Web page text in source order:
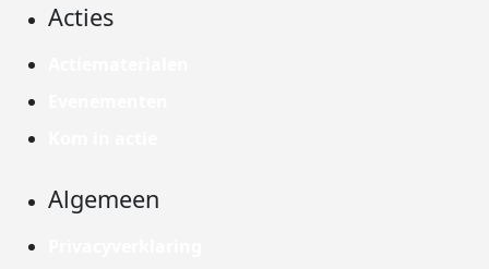
Acties
Algemeen